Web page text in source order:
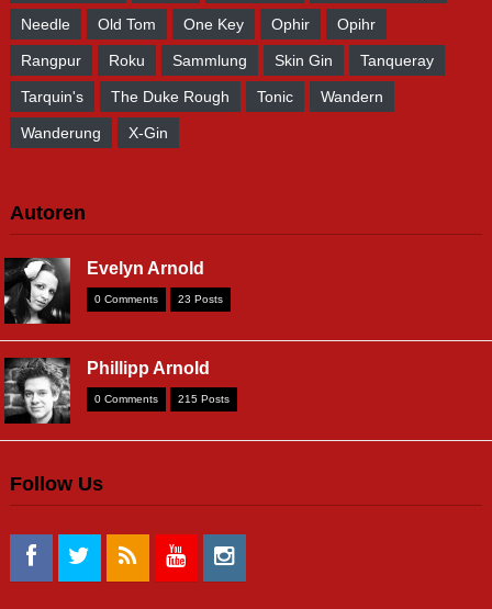
Needle Old Tom One Key Ophir Opihr
Rangpur Roku Sammlung Skin Gin Tanqueray
Tarquin's The Duke Rough Tonic Wandern
Wanderung X-Gin
Autoren
Evelyn Arnold
0 Comments 23 Posts
Phillipp Arnold
0 Comments 215 Posts
Follow Us